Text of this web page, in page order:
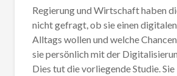
bedanken wir uns für die
Diskussionsbeiträge aus
Den Youtube-Link zur
finden Sie in Kürze hier.
Regierung und Wirtschaft haben
nicht gefragt, ob sie einen
Alltags wollen und welche
sie persönlich mit der
Dies tut die vorliegende Studie.